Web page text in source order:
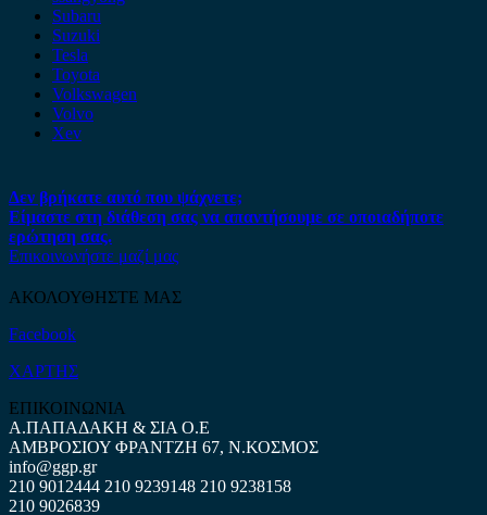
Subaru
Suzuki
Tesla
Toyota
Volkswagen
Volvo
Xev
Δεν βρήκατε αυτό που ψάχνετε;
Είμαστε στη διάθεση σας να απαντήσουμε σε οποιαδήποτε
ερώτηση σας.
Επικοινωνήστε μαζί μας
ΑΚΟΛΟΥΘΗΣΤΕ ΜΑΣ
Facebook
ΧΑΡΤΗΣ
ΕΠΙΚΟΙΝΩΝΙΑ
Α.ΠΑΠΑΔΑΚΗ & ΣΙΑ Ο.Ε
ΑΜΒΡΟΣΙΟΥ ΦΡΑΝΤΖΗ 67, Ν.ΚΟΣΜΟΣ
info@ggp.gr
210 9012444 210 9239148 210 9238158
210 9026839